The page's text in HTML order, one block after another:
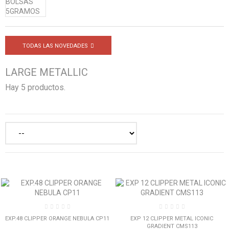
TODAS LAS NOVEDADES
LARGE METALLIC
Hay 5 productos.
EXP.48 CLIPPER ORANGE NEBULA CP11
EXP 12 CLIPPER METAL ICONIC
GRADIENT CMS113